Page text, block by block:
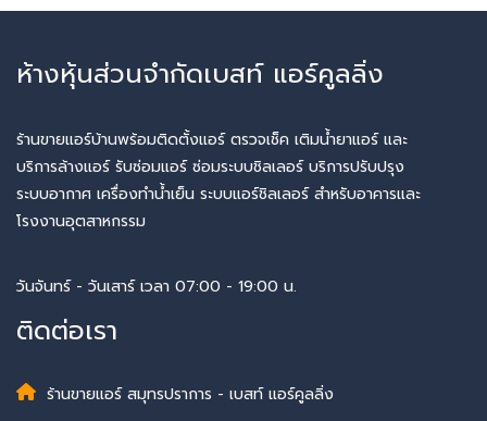
ห้างหุ้นส่วนจำกัดเบสท์ แอร์คูลลิ่ง
ร้านขายแอร์บ้านพร้อมติดตั้งแอร์ ตรวจเช็ค เติมน้ำยาแอร์ และ
บริการล้างแอร์ รับซ่อมแอร์ ซ่อมระบบชิลเลอร์ บริการปรับปรุง
ระบบอากาศ เครื่องทำน้ำเย็น ระบบแอร์ชิลเลอร์ สำหรับอาคารและ
โรงงานอุตสาหกรรม
วันจันทร์ - วันเสาร์ เวลา 07:00 - 19:00 น.
ติดต่อเรา
ร้านขายแอร์ สมุทรปราการ - เบสท์ แอร์คูลลิ่ง